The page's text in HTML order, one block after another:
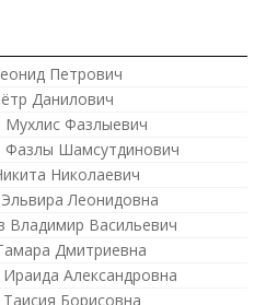
Петрович
Данилович
Мухлис Фазлыевич
Фазлы Шамсутдинович
Николаевич
Леонидовна
Владимир Васильевич
Дмитриевна
Александровна
Борисовна